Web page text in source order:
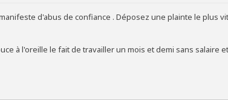
d'abus de confiance . Déposez une plainte le plus
à l'oreille le fait de travailler un mois et demi sans